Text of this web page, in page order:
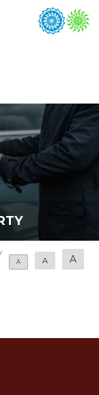
A
A A